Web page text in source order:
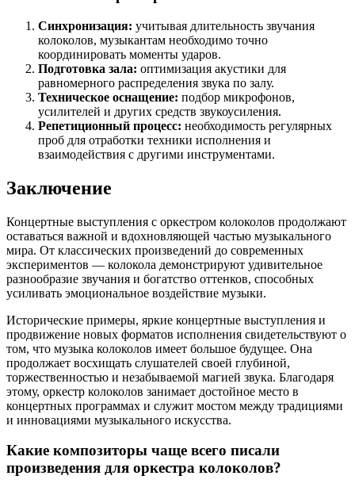
Синхронизация: учитывая длительность звучания
колоколов, музыкантам необходимо точно
координировать моменты ударов.
Подготовка зала: оптимизация акустики для
равномерного распределения звука по залу.
Техническое оснащение: подбор микрофонов,
усилителей и других средств звукоусиления.
Репетиционный процесс: необходимость регулярных
проб для отработки техники исполнения и
взаимодействия с другими инструментами.
Заключение
Концертные выступления с оркестром колоколов продолжают
оставаться важной и вдохновляющей частью музыкального
мира. От классических произведений до современных
экспериментов — колокола демонстрируют удивительное
разнообразие звучания и богатство оттенков, способных
усиливать эмоциональное воздействие музыки.
Исторические примеры, яркие концертные выступления и
продвижение новых форматов исполнения свидетельствуют о
том, что музыка колоколов имеет большое будущее. Она
продолжает восхищать слушателей своей глубиной,
торжественностью и незабываемой магией звука. Благодаря
этому, оркестр колоколов занимает достойное место в
концертных программах и служит мостом между традициями
и инновациями музыкального искусства.
Какие композиторы чаще всего писали
произведения для оркестра колоколов?